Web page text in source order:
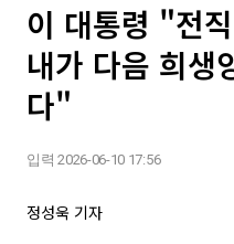
이 대통령 "전
내가 다음 희생
다"
입력 2026-06-10 17:56
정성욱 기자